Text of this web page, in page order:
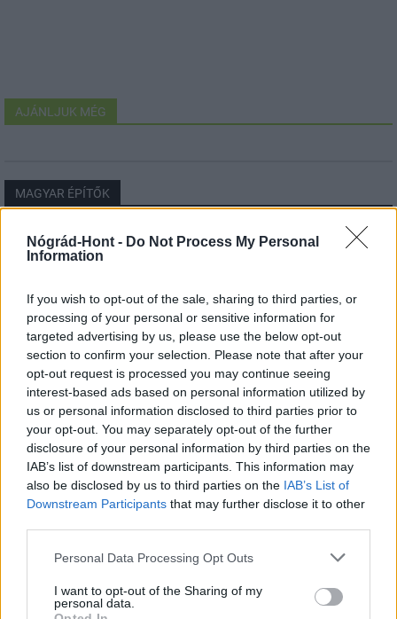
Nógrád-Hont - Do Not Process My Personal
Information
If you wish to opt-out of the sale, sharing to third parties, or
processing of your personal or sensitive information for
targeted advertising by us, please use the below opt-out
section to confirm your selection. Please note that after your
opt-out request is processed you may continue seeing
interest-based ads based on personal information utilized by
us or personal information disclosed to third parties prior to
your opt-out. You may separately opt-out of the further
disclosure of your personal information by third parties on the
IAB’s list of downstream participants. This information may
also be disclosed by us to third parties on the IAB’s List of
Downstream Participants that may further disclose it to other
Please note that this website/app uses one or more Google
not limited to your visit or usage behaviour. You may click to
grant or deny consent to Google and its third-party tags to
Personal Data Processing Opt Outs
I want to opt-out of the Sharing of my
personal data.
AJÁNLJUK MÉG
MAGYAR ÉPÍTŐK
Mi épül?
Belváros-Lipótváros
játszótér
Város-Teampannon Kereskedelmi és Szolgáltató Kft.
Újragondolják Lipótváros rejtett, zöld parkját
Indulhat a Honvéd tér megújításának tervezése, ahol a
középpontba.